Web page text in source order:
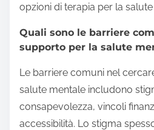
opzioni di terapia per la
Quali sono le barriere
supporto per la salute
Le barriere comuni nel
salute mentale includono
consapevolezza, vincoli
accessibilità. Lo stigma